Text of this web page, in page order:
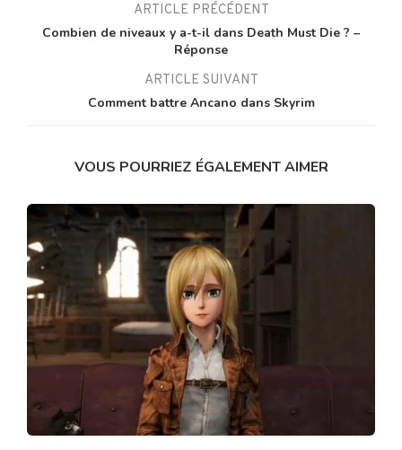
ARTICLE PRÉCÉDENT
Combien de niveaux y a-t-il dans Death Must Die ? –
Réponse
ARTICLE SUIVANT
Comment battre Ancano dans Skyrim
VOUS POURRIEZ ÉGALEMENT AIMER